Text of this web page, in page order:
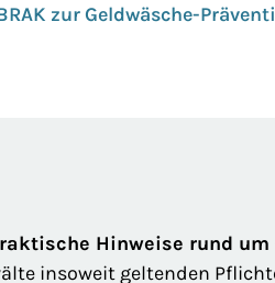
zur Geldwäsche-
Hinweise rund
insoweit geltenden